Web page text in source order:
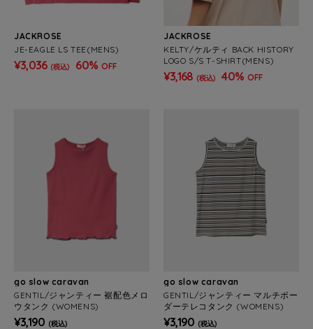
JACKROSE
JE-EAGLE LS TEE(MENS)
¥3,036 (税込) 60% OFF
JACKROSE
KELTY/ケルティ BACK HISTORY
LOGO S/S T-SHIRT(MENS)
¥3,168 (税込) 40% OFF
go slow caravan
GENTIL/ジャンティー 裾配色メロ
ウタンク (WOMENS)
¥3,190 (税込)
go slow caravan
GENTIL/ジャンティー マルチボー
ダーテレコタンク (WOMENS)
¥3,190 (税込)